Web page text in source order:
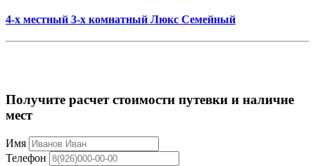
4-х местный 3-х комнатный Люкс Семейный
Получите расчет стоимости путевки и наличие
мест
Имя
Телефон